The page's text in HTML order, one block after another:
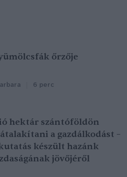
őrzője
6 perc
hektár szántóföldön
a gazdálkodást –
készült hazánk
jövőjéről